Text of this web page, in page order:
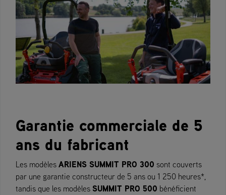
Garantie commerciale de 5
ans du fabricant
Les modèles ARIENS SUMMIT PRO 300 sont couverts
par une garantie constructeur de 5 ans ou 1 250 heures*,
tandis que les modèles SUMMIT PRO 500 bénéficient